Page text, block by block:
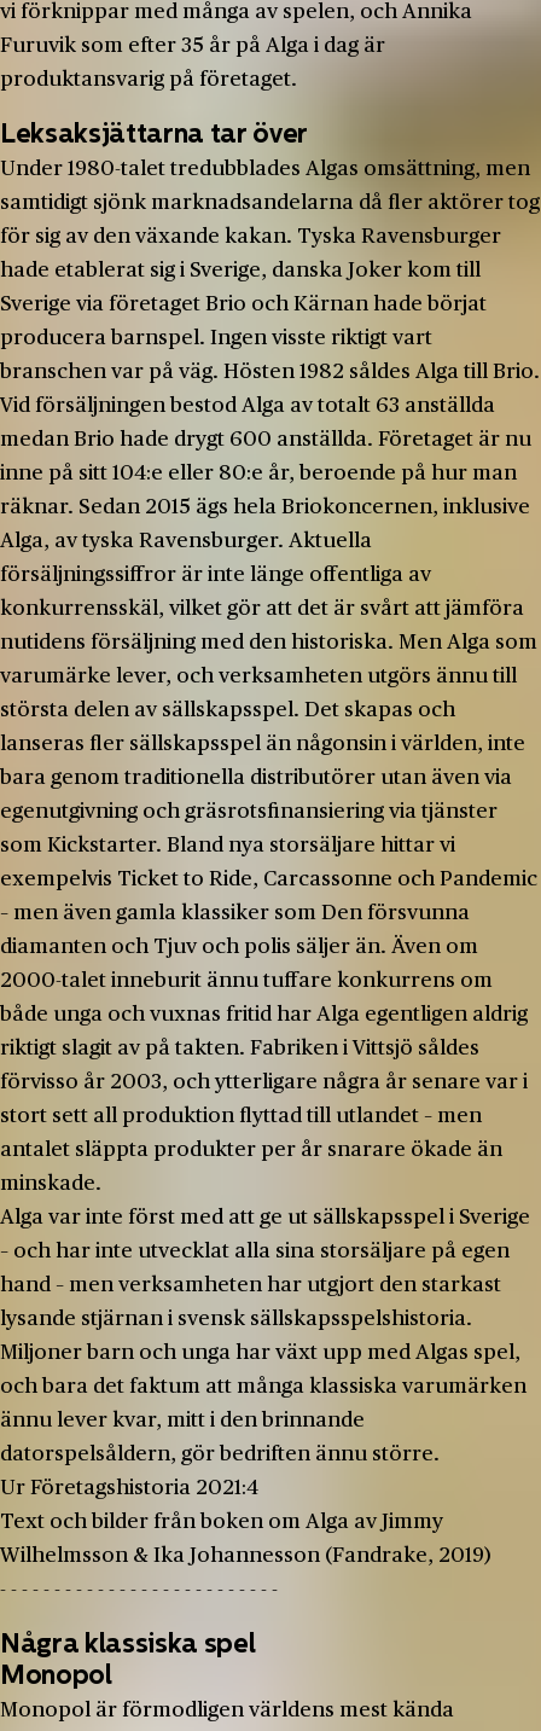
vi förknippar med många av spelen, och Annika
Furuvik som efter 35 år på Alga i dag är
produktansvarig på företaget.
Leksaksjättarna tar över
Under 1980-talet tredubblades Algas omsättning, men
samtidigt sjönk marknadsandelarna då fler aktörer tog
för sig av den växande kakan. Tyska Ravensburger
hade etablerat sig i Sverige, danska Joker kom till
Sverige via företaget Brio och Kärnan hade börjat
producera barnspel. Ingen visste riktigt vart
branschen var på väg. Hösten 1982 såldes Alga till Brio.
Vid försäljningen bestod Alga av totalt 63 anställda
medan Brio hade drygt 600 anställda. Företaget är nu
inne på sitt 104:e eller 80:e år, beroende på hur man
räknar. Sedan 2015 ägs hela Briokoncernen, inklusive
Alga, av tyska Ravensburger. Aktuella
försäljningssiffror är inte länge offentliga av
konkurrensskäl, vilket gör att det är svårt att jämföra
nutidens försäljning med den historiska. Men Alga som
varumärke lever, och verksamheten utgörs ännu till
största delen av sällskapsspel. Det skapas och
lanseras fler sällskapsspel än någonsin i världen, inte
bara genom traditionella distributörer utan även via
egenutgivning och gräsrotsfinansiering via tjänster
som Kickstarter. Bland nya storsäljare hittar vi
exempelvis Ticket to Ride, Carcassonne och Pandemic
– men även gamla klassiker som Den försvunna
diamanten och Tjuv och polis säljer än. Även om
2000-talet inneburit ännu tuffare konkurrens om
både unga och vuxnas fritid har Alga egentligen aldrig
riktigt slagit av på takten. Fabriken i Vittsjö såldes
förvisso år 2003, och ytterligare några år senare var i
stort sett all produktion flyttad till utlandet – men
antalet släppta produkter per år snarare ökade än
minskade.
Alga var inte först med att ge ut sällskapsspel i Sverige
– och har inte utvecklat alla sina storsäljare på egen
hand – men verksamheten har utgjort den starkast
lysande stjärnan i svensk sällskapsspelshistoria.
Miljoner barn och unga har växt upp med Algas spel,
och bara det faktum att många klassiska varumärken
ännu lever kvar, mitt i den brinnande
datorspelsåldern, gör bedriften ännu större.
Ur Företagshistoria 2021:4
Text och bilder från boken om Alga av Jimmy
Wilhelmsson & Ika Johannesson (Fandrake, 2019)
- - - - - - - - - - - - - - - - - - - - - - - - - -
Några klassiska spel
Monopol
Monopol är förmodligen världens mest kända